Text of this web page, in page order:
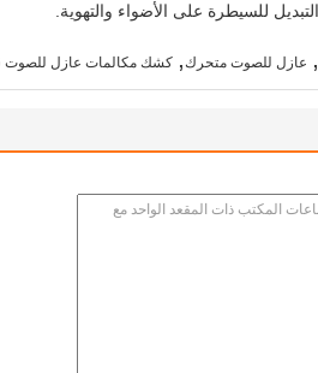
, عازل للصوت متحرك, كشك مكالمات عازل للصوت